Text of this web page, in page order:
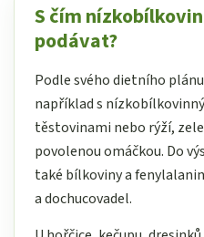
S čím
podávat?
Podle svého dietního
například s
těstovinami nebo rýží,
povolenou omáčkou. Do
také bílkoviny a
a dochucovadel.